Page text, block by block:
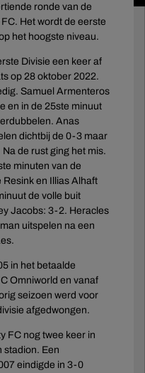
ronde van de
Het wordt de eerste
het hoogste niveau.
Divisie een keer af
op 28 oktober 2022.
Samuel Armenteros
en in de 25ste minuut
Anas
dichtbij de 0-3 maar
de rust ging het mis.
minuten van de
en Illias Alhaft
de volle buit
Jacobs: 3-2. Heracles
uitspelen na een
in het betaalde
Omniworld en vanaf
seizoen werd voor
afgedwongen.
FC nog twee keer in
stadion. Een
eindigde in 3-0